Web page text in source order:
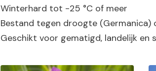
Winterhard tot -25 °C of meer
Bestand tegen droogte (Germanica)
Geschikt voor gematigd, landelijk en